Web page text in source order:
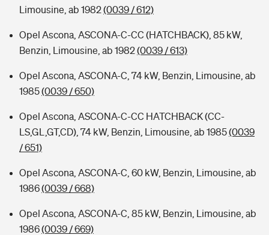
Limousine, ab 1982(0039 / 612)
Opel Ascona, ASCONA-C-CC (HATCHBACK), 85 kW,
Benzin, Limousine, ab 1982(0039 / 613)
Opel Ascona, ASCONA-C, 74 kW, Benzin, Limousine, ab
1985(0039 / 650)
Opel Ascona, ASCONA-C-CC HATCHBACK (CC-
LS,GL,GT,CD), 74 kW, Benzin, Limousine, ab 1985(0039
/ 651)
Opel Ascona, ASCONA-C, 60 kW, Benzin, Limousine, ab
1986(0039 / 668)
Opel Ascona, ASCONA-C, 85 kW, Benzin, Limousine, ab
1986(0039 / 669)